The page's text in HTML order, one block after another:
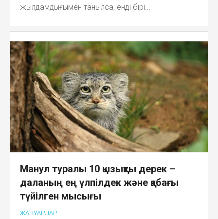
жылдамдығымен танылса, енді бірі...
Манул туралы 10 қызықты дерек –
даланың ең үлпілдек және қабағы
түйілген мысығы
ЖАНУАРЛАР